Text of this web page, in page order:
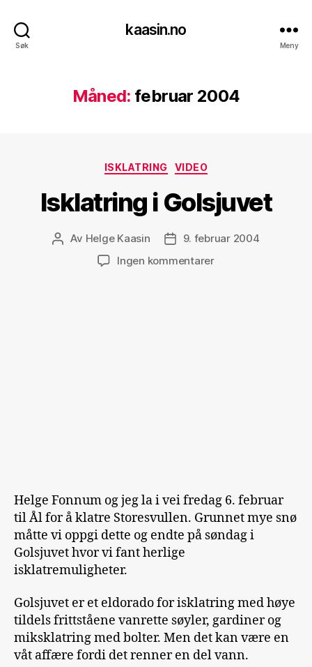
Søk
kaasin.no
Meny
Måned: februar 2004
Kategorier
ISKLATRING VIDEO
Isklatring i Golsjuvet
Innleggsforfatter
Av Helge Kaasin Publiseringsdato
9. februar 2004
Ingen kommentarertil
Helge Fonnum og jeg la i vei fredag 6. februar
til Ål for å klatre Storesvullen. Grunnet mye snø
måtte vi oppgi dette og endte på søndag i
Golsjuvet hvor vi fant herlige
isklatremuligheter.
Golsjuvet er et eldorado for isklatring med høye
tildels frittståene vanrette søyler, gardiner og
miksklatring med bolter. Men det kan være en
våt affære fordi det renner en del vann.